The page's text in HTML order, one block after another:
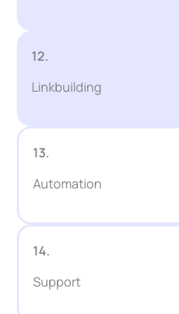
12.
Linkbuilding
13.
Automation
14.
Support